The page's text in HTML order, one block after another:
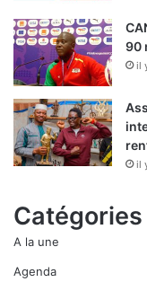
90
il
il
Catégories
A la une
Agenda